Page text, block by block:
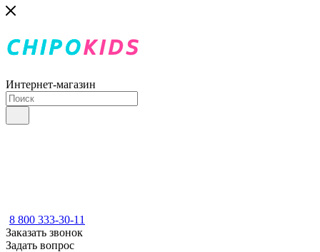
Интернет-магазин
8 800 333-30-11
Заказать звонок
Задать вопрос